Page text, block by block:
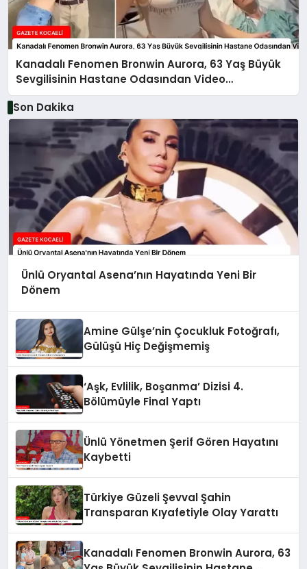
Kanadalı Fenomen Bronwin Aurora, 63 Yaş Büyük
Sevgilisinin Hastane Odasından Video
Paylaşımıyla Olay Yarattı
Son Dakika
Ünlü Oryantal Asena’nın Hayatında Yeni Bir
Dönem
Amine Gülşe’nin Çocukluk Fotoğrafı,
Gülüşü Hiç Değişmemiş
‘Aşk, Evlilik, Boşanma’ Dizisi 4.
Bölümüyle Final Yaptı
Ünlü Yönetmen Şerif Gören Hayatını
Kaybetti
Türkiye Güzeli Şevval Şahin
Transparan Kıyafetiyle Olay Yarattı
Kanadalı Fenomen Bronwin Aurora, 63